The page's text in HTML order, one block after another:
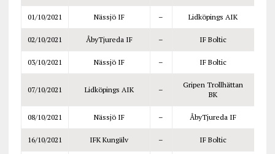
01/10/2021 Nässjö IF – Lidköpings AIK
02/10/2021 ÅbyTjureda IF – IF Boltic
03/10/2021 Nässjö IF – IF Boltic
07/10/2021 Lidköpings AIK –
Gripen Trollhättan
BK
08/10/2021 Nässjö IF – ÅbyTjureda IF
16/10/2021 IFK Kungälv – IF Boltic